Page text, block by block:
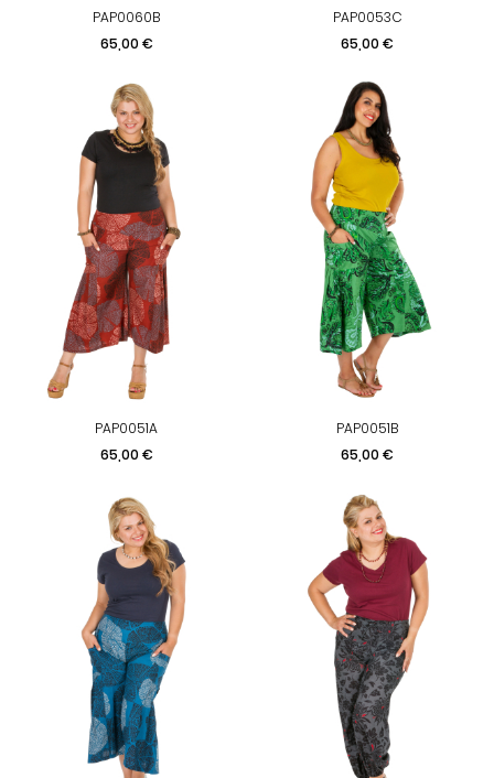
PAP0060B
Prix
65,00 €
PAP0053C
Prix
65,00 €
PAP0051A
Prix
65,00 €
PAP0051B
Prix
65,00 €